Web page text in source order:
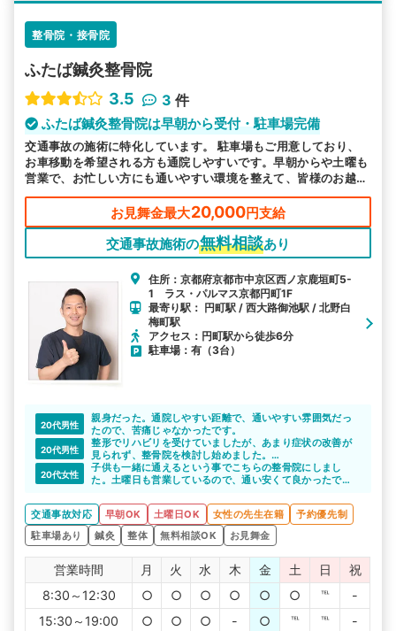
整骨院・接骨院
ふたば鍼灸整骨院
3.5
3 件
ふたば鍼灸整骨院は早朝から受付・駐車場完備
交通事故の施術に特化しています。 駐車場もご用意しており、
お車移動を希望される方も通院しやすいです。早朝からや土曜も
営業で、お忙しい方にも通いやすい環境を整えて、皆様のお越し
をお待ちしております。
お見舞金最大20,000円支給
交通事故施術の無料相談あり
住所：京都府京都市中京区西ノ京鹿垣町5-
1 ラス・パルマス京都円町1F
最寄り駅： 円町駅 / 西大路御池駅 / 北野白
梅町駅
アクセス：円町駅から徒歩6分
駐車場：有（3台）
20代男性
親身だった。通院しやすい距離で、通いやすい雰囲気だっ
たので、苦痛じゃなかったです。
20代男性
整形でリハビリを受けていましたが、あまり症状の改善が
見られず、整骨院を検討し始めました。
こちらのサイトで紹介いただいて、交通事故への理解もあ
る先生で、色々相談することができて助かりました。お世
20代女性
子供も一緒に通えるという事でこちらの整骨院にしまし
た。土曜日も営業しているので、通い安くて良かったで
後遺症とかも怖いので、きちんと通院できて良かったで
す。
交通事故対応 早朝OK 土曜日OK 女性の先生在籍
予約優先制
駐車場あり
鍼灸 整体 無料相談OK お見舞金
営業時間 月 火 水 木 金 土 日
祝
8:30～12:30
○ ○ ○ ○ ○ ○ ℡
-
15:30～19:00
○ ○ ○ - ○ ℡ ℡ -